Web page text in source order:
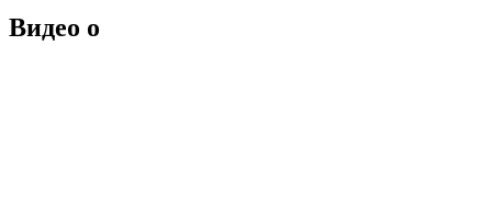
Видео о